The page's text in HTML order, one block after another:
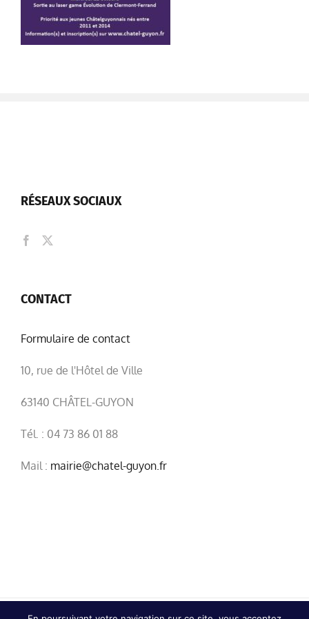
RÉSEAUX SOCIAUX
CONTACT
Formulaire de contact
10, rue de l'Hôtel de Ville
63140 CHÂTEL-GUYON
Tél. : 04 73 86 01 88
Mail : mairie@chatel-guyon.fr